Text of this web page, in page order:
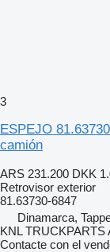
3
ESPEJO
camión
ARS 231.200 DKK
Retrovisor exterior
81.63730-6847
Dinamarca,
KNL TRUCKPARTS
Contacte con el